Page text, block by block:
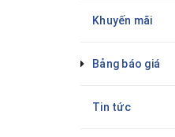
Khuyến mãi
Bảng báo giá
Tin tức